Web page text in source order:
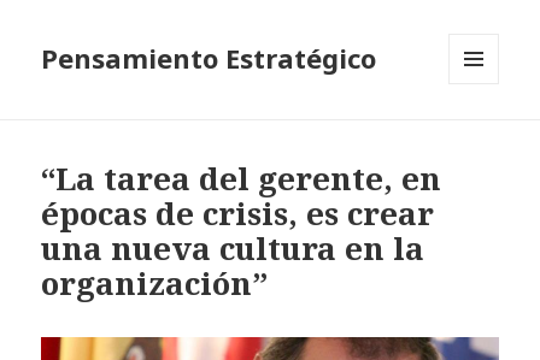
Pensamiento Estratégico
“La tarea del gerente, en
épocas de crisis, es crear
una nueva cultura en la
organización”